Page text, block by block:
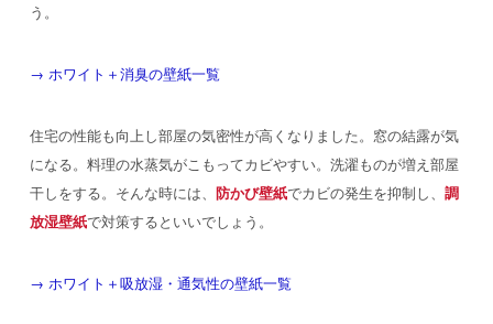
う。
→ ホワイト＋消臭の壁紙一覧
住宅の性能も向上し部屋の気密性が高くなりました。窓の結露が気
になる。料理の水蒸気がこもってカビやすい。洗濯ものが増え部屋
干しをする。そんな時には、 防かび壁紙でカビの発生を抑制し、 調
放湿壁紙で対策するといいでしょう。
→ ホワイト＋吸放湿・通気性の壁紙一覧